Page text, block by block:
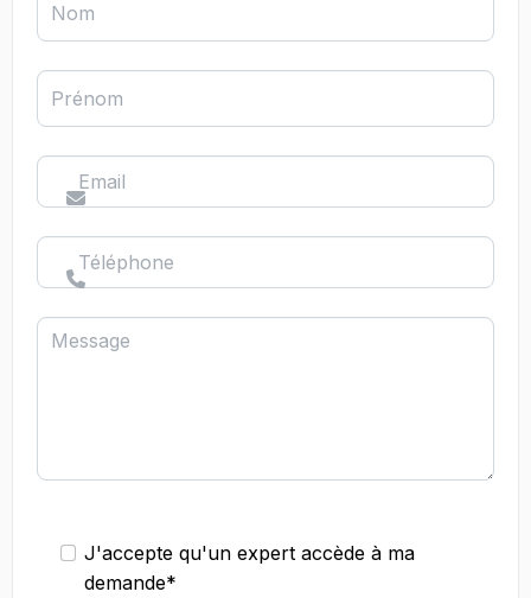
Nom
Prénom
Email
Téléphone
Message
J'accepte qu'un expert accède à ma
demande*